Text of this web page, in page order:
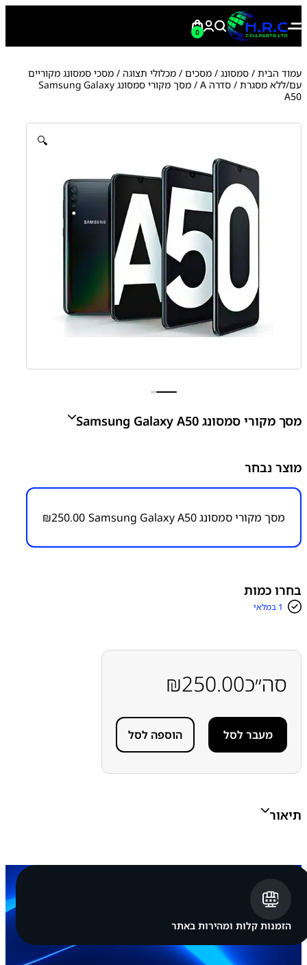
0
עמוד הבית / סמסונג / מסכים / מכלולי תצוגה / מסכי סמסונג מקוריים
עם/ללא מסגרת / סדרה A
/ מסך מקורי סמסונג Samsung Galaxy
A50
מסך מקורי סמסונג Samsung Galaxy A50
₪250.00
מק״ט:1000000126
קטגוריות:
מוצר נבחר
מסך מקורי סמסונג Samsung Galaxy A50 ₪250.00
בחרו כמות
1 במלאי
סה״כ ₪250.00
מעבר לסל הוספה לסל
🔍
תיאור
הזמנות קלות ומהירות באתר